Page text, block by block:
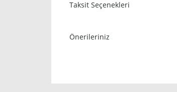
Taksit Seçenekleri
Önerileriniz